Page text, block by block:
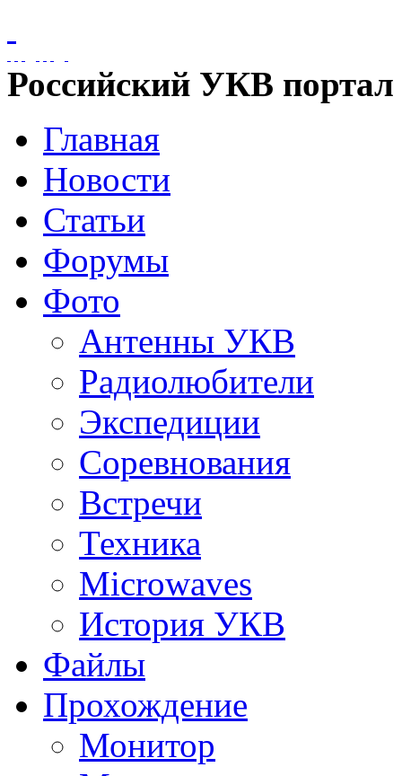
Российский УКВ портал
Главная
Новости
Статьи
Форумы
Фото
Антенны УКВ
Радиолюбители
Экспедиции
Соревнования
Встречи
Техника
Microwaves
История УКВ
Файлы
Прохождение
Монитор